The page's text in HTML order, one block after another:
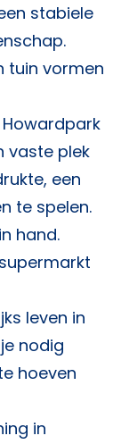
stabiele
tuin vormen
Howardpark
vaste plek
een
te spelen.
hand.
leven in
nodig
hoeven
in